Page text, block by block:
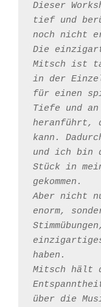
Dieser
tief und
noch nicht
Die
Mitsch ist
in der
für einen
Tiefe und
heranführt,
kann.
und ich bin
Stück in
gekommen.
Aber nicht
enorm,
haben.
Mitsch hält
über die